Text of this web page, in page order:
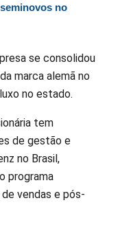
no
se consolidou
marca alemã no
no estado.
tem
de gestão e
no Brasil,
programa
vendas e pós-